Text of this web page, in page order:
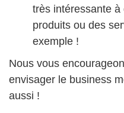
très intéressante
produits ou des
exemple !
Nous vous
envisager le business
aussi !